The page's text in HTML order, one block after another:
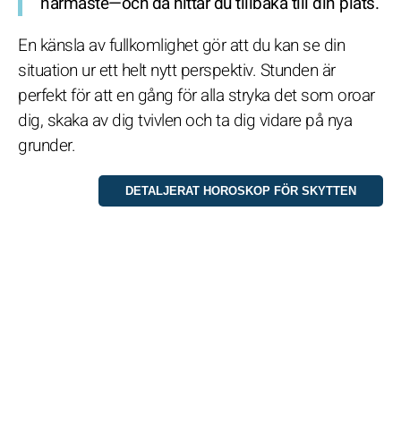
En känsla av fullkomlighet gör att du kan se din
situation ur ett helt nytt perspektiv. Stunden är
perfekt för att en gång för alla stryka det som oroar
dig, skaka av dig tvivlen och ta dig vidare på nya
grunder.